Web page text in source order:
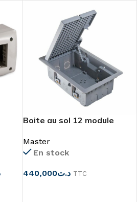
Boite au sol 12 module
Master
En stock
د.ت440,000
TTC